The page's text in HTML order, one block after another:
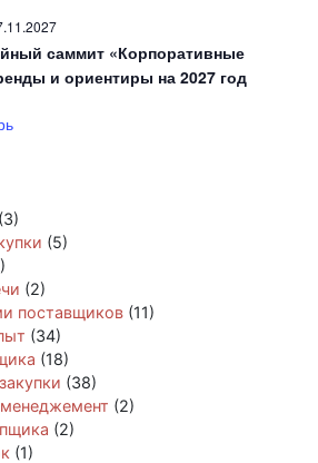
саммит «Корпоративные
и ориентиры на 2027 год
(3)
(5)
(2)
поставщиков (11)
(34)
(18)
(38)
(2)
(2)
(1)